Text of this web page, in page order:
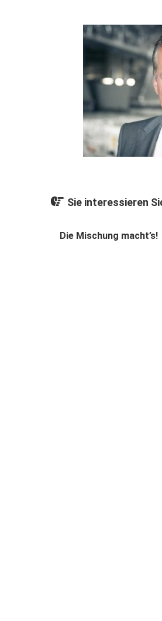
Sie interessieren
Die Mischung macht’s!